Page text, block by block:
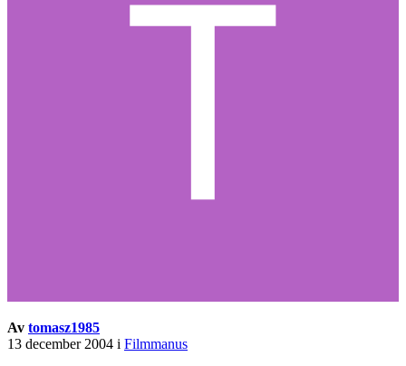
Av tomasz1985
13 december 2004 i Filmmanus